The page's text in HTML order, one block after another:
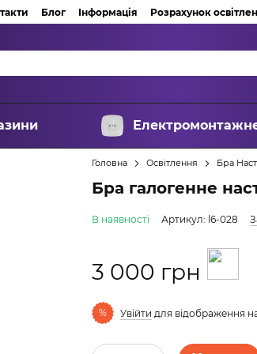
Блог Інформація Розрахунок
Головна Освітлення Бра
Бра галогенне
В наявності Артикул: l6-028
3 000 грн
% Увійти для відображення